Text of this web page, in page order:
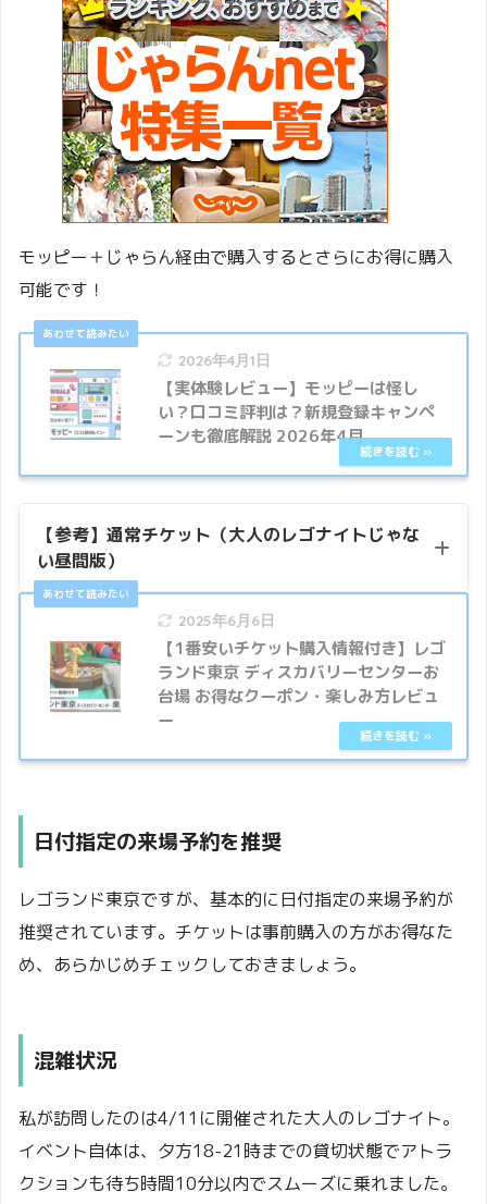
モッピー＋じゃらん経由で購入するとさらにお得に購入
可能です！
2026年4月1日
【実体験レビュー】モッピーは怪し
い？口コミ評判は？新規登録キャンペ
ーンも徹底解説 2026年4月
【参考】通常チケット（大人のレゴナイトじゃな
い昼間版）
家族で行く場合、費用を抑えるためにも、
オフピー
(空いて
いる日
程)
2,350円 2,250円 2,250円 2,350円
2025年6月6日
【1番安いチケット購入情報付き】レゴ
ランド東京 ディスカバリーセンターお
台場 お得なクーポン・楽しみ方レビュ
ー
日付指定の来場予約を推奨
レゴランド東京ですが、基本的に日付指定の来場予約が
推奨されています。チケットは事前購入の方がお得なた
め、あらかじめチェックしておきましょう。
混雑状況
私が訪問したのは4/11に開催された大人のレゴナイト。
イベント自体は、夕方18-21時までの貸切状態でアトラ
クションも待ち時間10分以内でスムーズに乗れました。